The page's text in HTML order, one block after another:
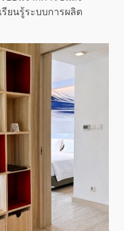
ยนรู้ระบบการผลิต